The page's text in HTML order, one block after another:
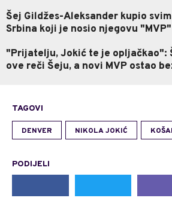
Šej Gildžes-Aleksander kupio
Srbina koji je nosio njegovu
"Prijatelju, Jokić te je opljačkao":
ove reči Šeju, a novi MVP ostao
TAGOVI
DENVER NIKOLA JOKIĆ
PODIJELI